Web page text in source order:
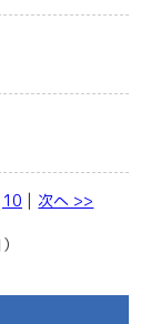
次へ >>
10 |